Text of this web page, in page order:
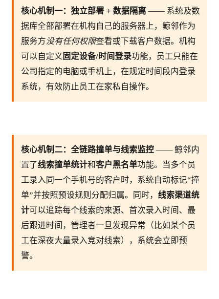
核心机制一：独立部署 + 数据隔离 —— 系统及数
据库全部部署在机构自己的服务器上，鲸邻作为
服务方没有任何权限查看或下载客户数据。机构
可以自定义 固定设备/时间登录功能，员工只能在
公司指定的电脑或手机上，在规定时间段内登录
系统，有效防止员工在家私自操作。
核心机制二：全链路撞单与线索监控 —— 鲸邻内
置了线索撞单统计和客户黑名单功能。当多个员
工录入同一个手机号的客户时，系统自动标记“撞
单”并按照预设规则分配归属。同时， 线索渠道统
计可以追踪每个线索的来源、首次录入时间、最
后跟进时间，管理者一旦发现异常（比如某个员
工在深夜大量录入竞对线索），系统会立即预
警。